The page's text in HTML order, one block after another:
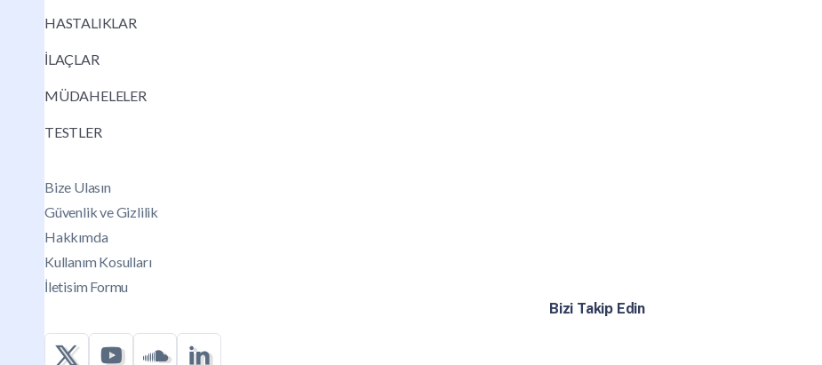
HASTALIKLAR
İLAÇLAR
MÜDAHELELER
TESTLER
Bize Ulasın
Güvenlik ve Gizlilik
Hakkımda
Kullanım Kosulları
İletisim Formu
Bizi Takip Edin